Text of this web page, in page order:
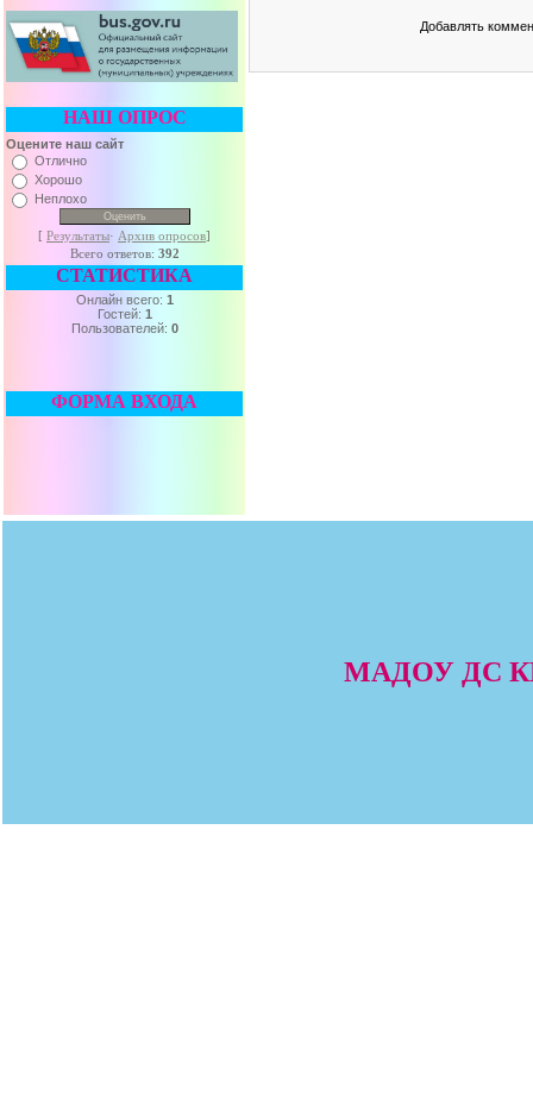
НАШ ОПРОС
Оцените наш сайт
Отлично
Хорошо
Неплохо
[ Результаты· Архив опросов]
Всего ответов: 392
СТАТИСТИКА
Онлайн всего: 1
Гостей: 1
Пользователей: 0
ФОРМА ВХОДА
Добавлять
МАДОУ ДС